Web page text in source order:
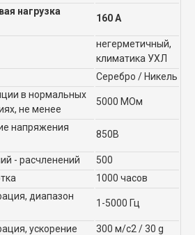
нагрузка
160 А
негерметичный,
климатика УХЛ
Серебро / Никель
в нормальных
не менее
5000 МОм
напряжения
850В
- расчленений
500
1000 часов
диапазон
1-5000 Гц
ускорение
300 м/с2 / 30 g